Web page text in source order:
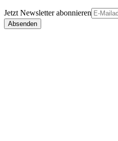
Jetzt Newsletterabonnieren
Absenden